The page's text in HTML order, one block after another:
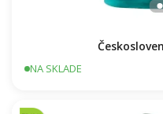
NA SKLADE